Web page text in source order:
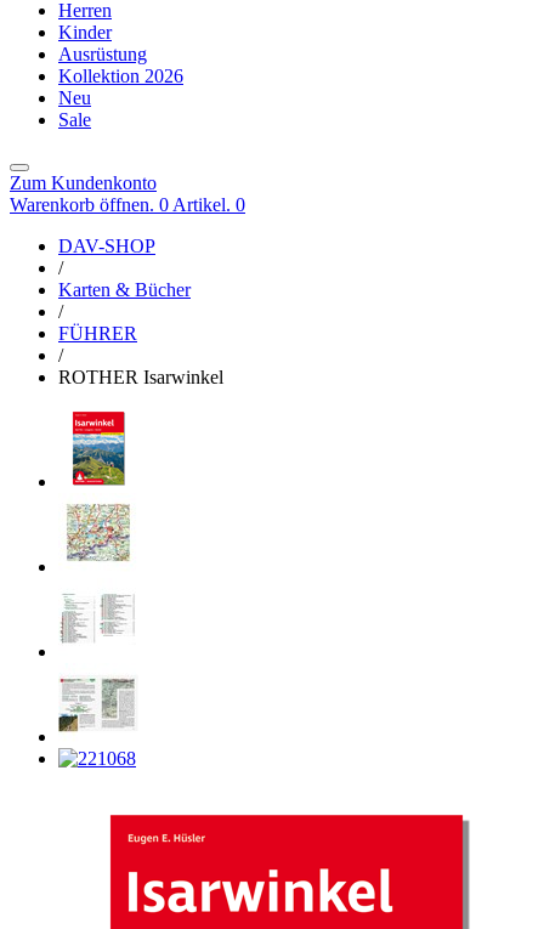
Herren
Kinder
Ausrüstung
Kollektion 2026
Neu
Sale
Zum Kundenkonto
Warenkorb öffnen. 0 Artikel. 0
DAV-SHOP
/
Karten & Bücher
/
FÜHRER
/
ROTHER Isarwinkel